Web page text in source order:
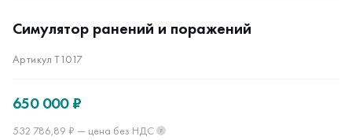
Симулятор ранений и поражений
Артикул Т1017
650 000 ₽
532 786,89 ₽ — цена без НДС ?